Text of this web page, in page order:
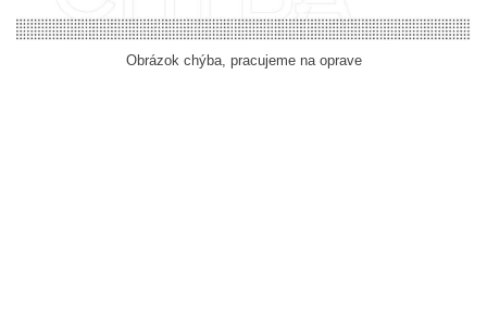
Obrázok chýba, pracujeme na oprave